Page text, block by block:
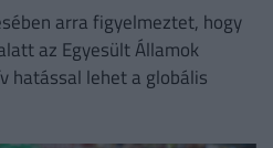
arra figyelmeztet, hogy
az Egyesült Államok
hatással lehet a globális